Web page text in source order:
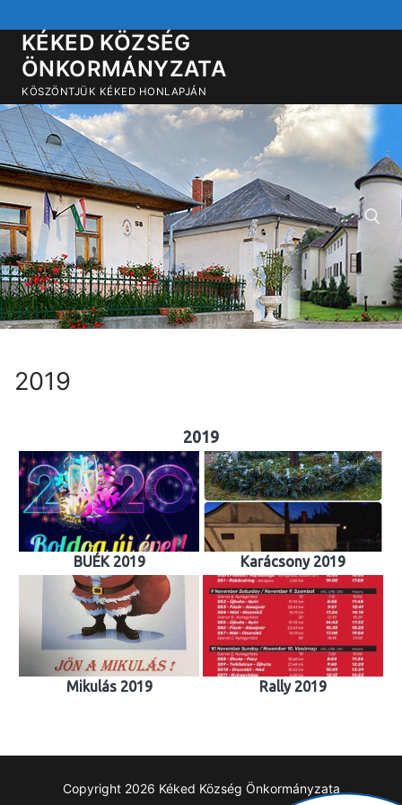
a
tartalomra
KÉKED KÖZSÉG
ÖNKORMÁNYZATA
KÖSZÖNTJÜK KÉKED HONLAPJÁN
Keresése:
2019
2019
BUÉK 2019 Karácsony 2019
Mikulás 2019 Rally 2019
Copyright 2026 Kéked Község Önkormányzata